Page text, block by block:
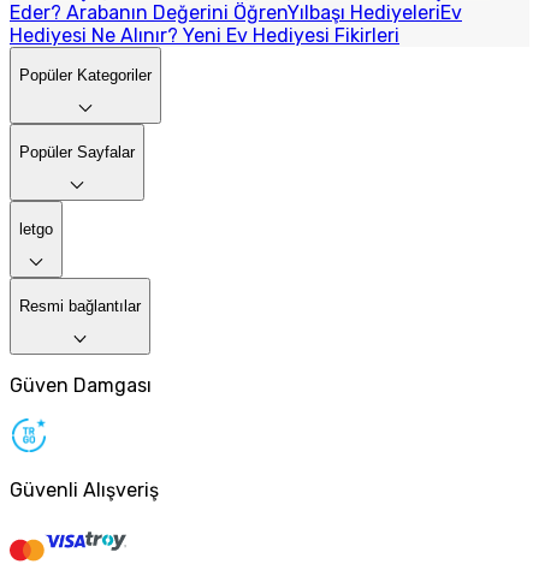
Eder? Arabanın Değerini ÖğrenYılbaşı HediyeleriEv
Hediyesi Ne Alınır? Yeni Ev Hediyesi Fikirleri
Popüler Kategoriler
Popüler Sayfalar
letgo
Resmi bağlantılar
Güven Damgası
Güvenli Alışveriş